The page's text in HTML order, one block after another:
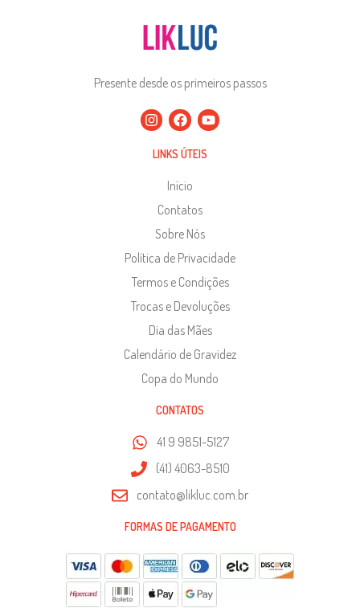
Presente desde os primeiros passos
LINKS ÚTEIS
Início
Contatos
Sobre Nós
Política de Privacidade
Termos e Condições
Trocas e Devoluções
Dia das Mães
Calendário de Gravidez
Copa do Mundo
CONTATOS
41 9 9851-5127
(41) 4063-8510
contato@likluc.com.br
FORMAS DE PAGAMENTO